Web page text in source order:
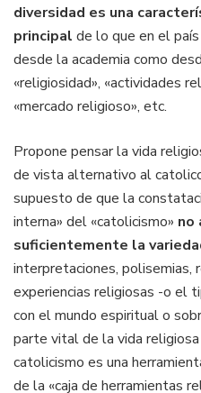
diversidad es una
principal de lo que en el
desde la academia como
«religiosidad», «actividades
«mercado religioso», etc.
Propone pensar la vida
de vista alternativo al
supuesto de que la
interna» del «catolicismo» no
suficientemente la
interpretaciones, polisemias,
experiencias religiosas -o el
con el mundo espiritual o
parte vital de la vida
catolicismo es una
de la «caja de herramientas